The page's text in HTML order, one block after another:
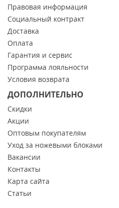
Правовая информация
Социальный контракт
Доставка
Оплата
Гарантия и сервис
Программа лояльности
Условия возврата
ДОПОЛНИТЕЛЬНО
Скидки
Акции
Оптовым покупателям
Уход за ножевыми блоками
Вакансии
Контакты
Карта сайта
Статьи